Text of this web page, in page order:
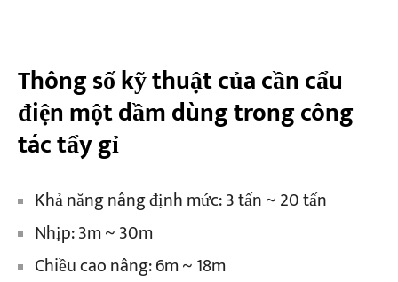
Thông số kỹ thuật của cần cẩu
điện một dầm dùng trong công
tác tẩy gỉ
Khả năng nâng định mức: 3 tấn ~ 20 tấn
Nhịp: 3m ~ 30m
Chiều cao nâng: 6m ~ 18m